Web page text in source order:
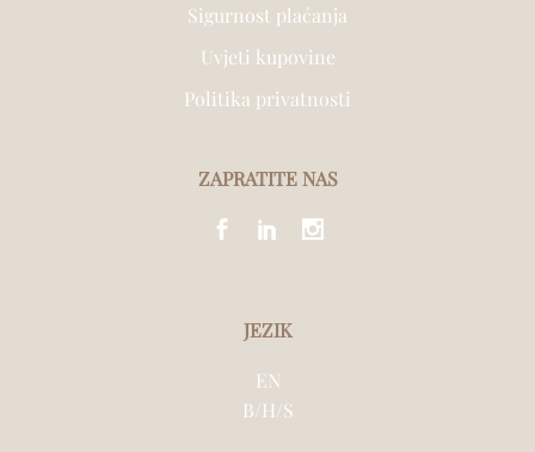
Sigurnost plaćanja
Uvjeti kupovine
Politika privatnosti
ZAPRATITE NAS
JEZIK
EN
B/H/S